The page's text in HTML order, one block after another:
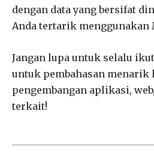
dengan data yang bersifat
Anda tertarik menggunakan
Jangan lupa untuk selalu
untuk pembahasan menarik
pengembangan aplikasi,
terkait!